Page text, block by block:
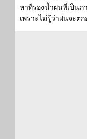
หาที่รองน้ำฝนที่เป็นภ
เพราะไม่รู้ว่าฝนจะต